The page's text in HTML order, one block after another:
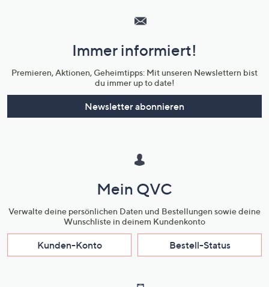
Unternehmensinformationen
Immer informiert!
Premieren, Aktionen, Geheimtipps: Mit unseren Newslettern bist
du immer up to date!
Newsletter abonnieren
Mein QVC
Verwalte deine persönlichen Daten und Bestellungen sowie deine
Wunschliste in deinem Kundenkonto
Kunden-Konto Bestell-Status